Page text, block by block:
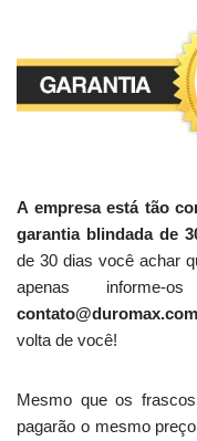
A empresa está tão
garantia blindada de
de 30 dias você achar
apenas
volta de você!
Mesmo que os
pagarão o mesmo